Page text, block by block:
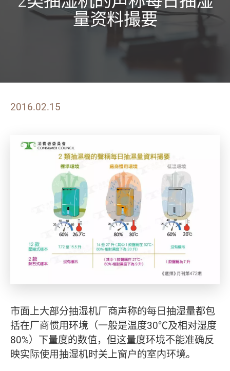
量资料撮要
2016.02.15
市面上大部分抽湿机厂商声称的每日抽湿量都包
括在厂商惯用环境（一般是温度30℃及相对湿度
80%）下量度的数值，但这量度环境不能准确反
映实际使用抽湿机时关上窗户的室内环境。